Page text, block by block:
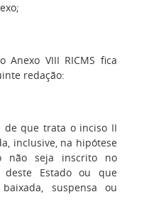
VIII RICMS fica
redação:
de que trata o inciso II
inclusive, na hipótese
não seja inscrito no
deste Estado ou que
suspensa ou